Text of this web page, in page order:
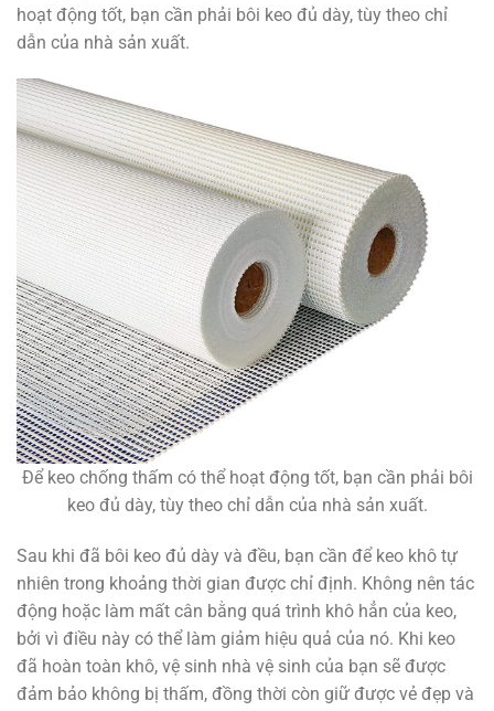
hoạt động tốt, bạn cần phải bôi keo đủ dày, tùy theo chỉ
dẫn của nhà sản xuất.
Để keo chống thấm có thể hoạt động tốt, bạn cần phải bôi
keo đủ dày, tùy theo chỉ dẫn của nhà sản xuất.
Sau khi đã bôi keo đủ dày và đều, bạn cần để keo khô tự
nhiên trong khoảng thời gian được chỉ định. Không nên tác
động hoặc làm mất cân bằng quá trình khô hẳn của keo,
bởi vì điều này có thể làm giảm hiệu quả của nó. Khi keo
đã hoàn toàn khô, vệ sinh nhà vệ sinh của bạn sẽ được
đảm bảo không bị thấm, đồng thời còn giữ được vẻ đẹp và